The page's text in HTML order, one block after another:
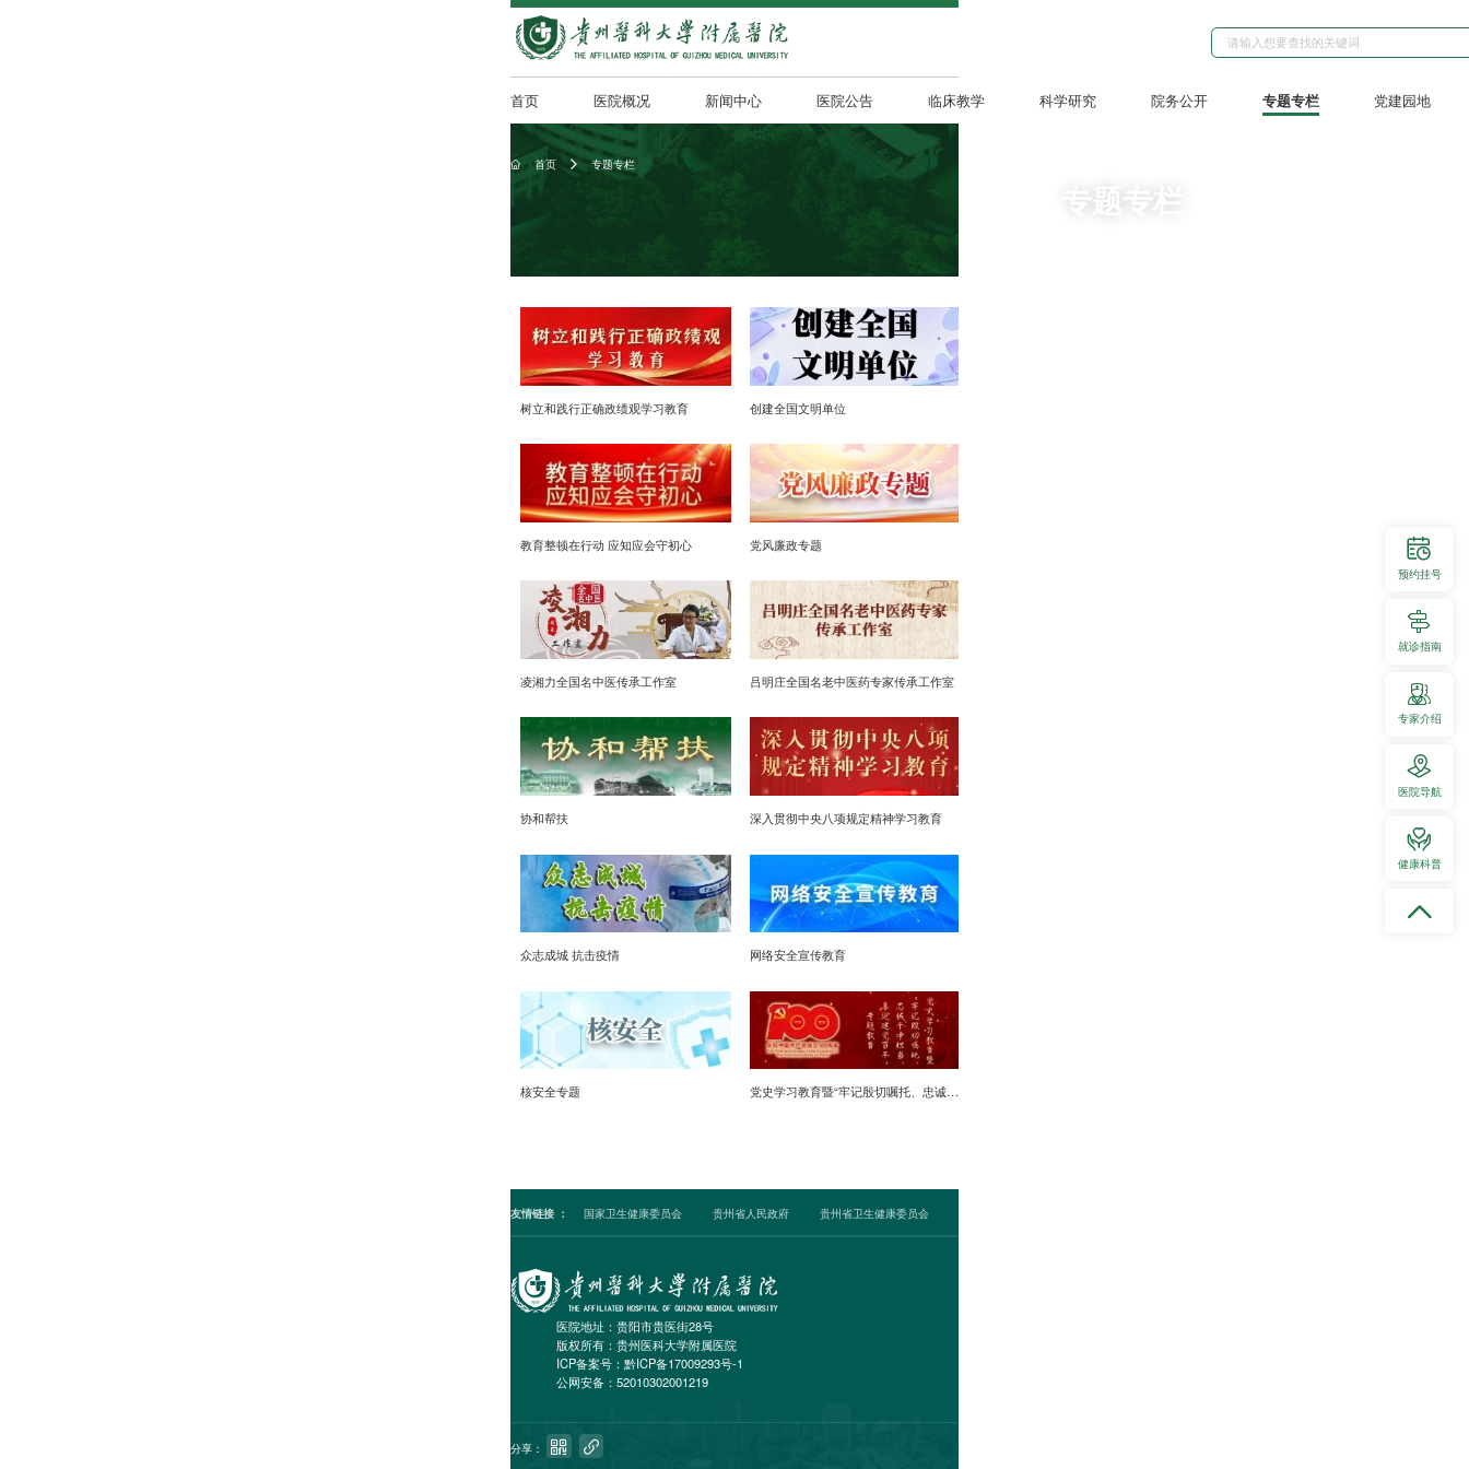
首页 医院概况 新闻中心 医院公告 临床教学 科学研究 院务公开 专题专栏 党建园地
 首页  专题专栏
专题专栏
树立和践行正确政绩观学习教育 创建全国文明单位
教育整顿在行动 应知应会守初心 党风廉政专题
凌湘力全国名中医传承工作室 吕明庄全国名老中医药专家传承工作室
协和帮扶 深入贯彻中央八项规定精神学习教育
众志成城 抗击疫情 网络安全宣传教育
核安全专题 党史学习教育暨“牢记殷切嘱托、忠诚干净担当、喜迎建党百年”专题教育
友情链接 ： 国家卫生健康委员会 贵州省人民政府 贵州省卫生健康委员会
医院地址：贵阳市贵医街28号
版权所有：贵州医科大学附属医院
ICP备案号：黔ICP备17009293号-1
公网安备：52010302001219
分享：  
预约挂号
就诊指南
专家介绍
医院导航
健康科普